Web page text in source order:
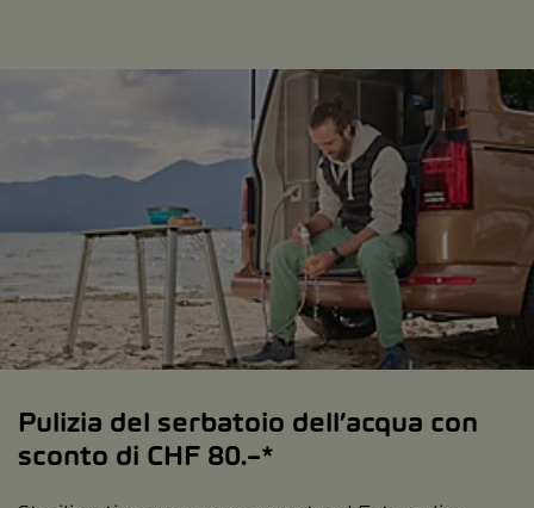
Pulizia del serbatoio dell’acqua con
sconto di CHF 80.–*